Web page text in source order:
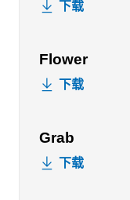
下载
Flower
下载
Grab
下载